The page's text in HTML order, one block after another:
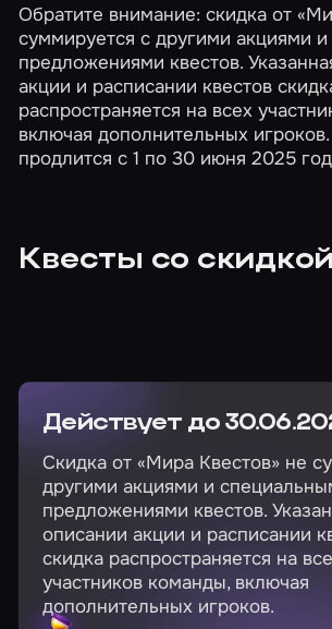
Обратите внимание: скидка от
суммируется с другими акциями
предложениями квестов.
акции и расписании квестов
распространяется на всех
включая дополнительных
продлится с 1 по 30 июня 2025
Квесты со скидкой
Действует до
Скидка от «Мира Квестов» не
другими акциями и
предложениями квестов.
описании акции и расписании
скидка распространяется на
участников команды, включая
дополнительных игроков.